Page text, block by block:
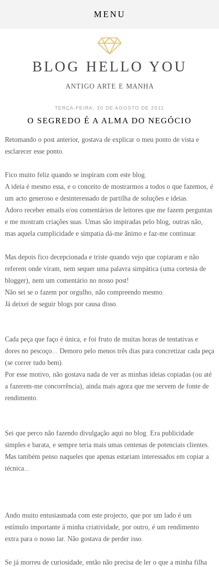
MENU
BLOG HELLO YOU
ANTIGO ARTE E MANHA
TERÇA-FEIRA, 30 DE AGOSTO DE 2011
O SEGREDO É A ALMA DO NEGÓCIO
Retomando o post anterior, gostava de explicar o meu ponto de vista e
esclarecer esse ponto.
Fico muito feliz quando se inspiram com este blog.
A ideia é mesmo essa, e o conceito de mostrarmos a todos o que fazemos, é
um acto generoso e desinteressado de partilha de soluções e ideias.
Adoro receber emails e/ou comentários de leitores que me fazem perguntas
e me mostram criações suas. Umas são inspiradas pelo blog, outras não,
mas aquela cumplicidade e simpatia dá-me ânimo e faz-me continuar.
Mas depois fico decepcionada e triste quando vejo que copiaram e não
referem onde viram, nem sequer uma palavra simpática (uma cortesia de
blogger), nem um comentário no nosso post!
Não sei se o fazem por orgulho, não compreendo mesmo.
Já deixei de seguir blogs por causa disso.
Cada peça que faço é única, e foi fruto de muitas horas de tentativas e
dores no pescoço... Demoro pelo menos três dias para concretizar cada peça
(se correr tudo bem).
Por esse motivo, não gostava nada de ver as minhas ideias copiadas (ou até
a fazerem-me concorrência), ainda mais agora que me servem de fonte de
rendimento.
Sei que perco não fazendo divulgação aqui no blog. Era publicidade
simples e barata, e sempre teria mais umas centenas de potenciais clientes.
Mas também penso naqueles que apenas estariam interessados em copiar a
técnica...
Ando muito entusiasmada com este projecto, que por um lado é um
estímulo importante á minha criatividade, por outro, é um rendimento
extra para o nosso lar. Não gostava de perder isso.
Se já morreu de curiosidade, então não precisa de ler o que a minha filha